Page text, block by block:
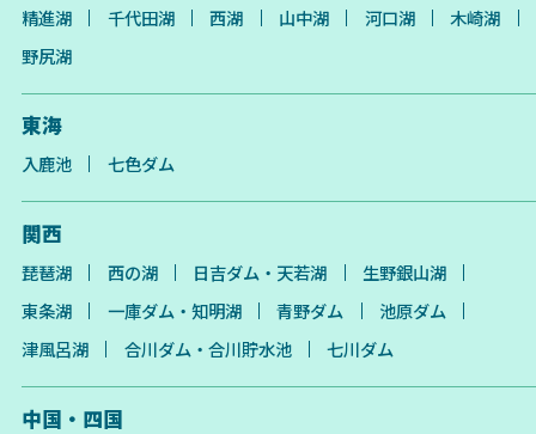
精進湖 千代田湖 西湖 山中湖 河口湖
木崎湖
野尻湖
東海
入鹿池 七色ダム
関西
琵琶湖 西の湖 日吉ダム・天若湖
生野銀山湖
東条湖
一庫ダム・知明湖 青野ダム
池原ダム
津風呂湖
合川ダム・合川貯水池 七川ダム
中国・四国